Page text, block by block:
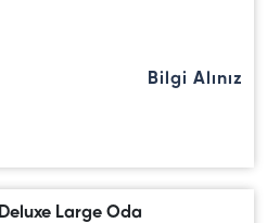
Bilgi Alınız
Deluxe Large Oda